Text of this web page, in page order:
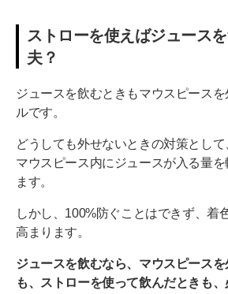
ストローを使えばジュース
夫？
ジュースを飲むときもマウスピース
ルです。
どうしても外せないときの対策とし
マウスピース内にジュースが入る量
ます。
しかし、100%防ぐことはできず、着
高まります。
ジュースを飲むなら、マウスピース
も、ストローを使って飲んだときも